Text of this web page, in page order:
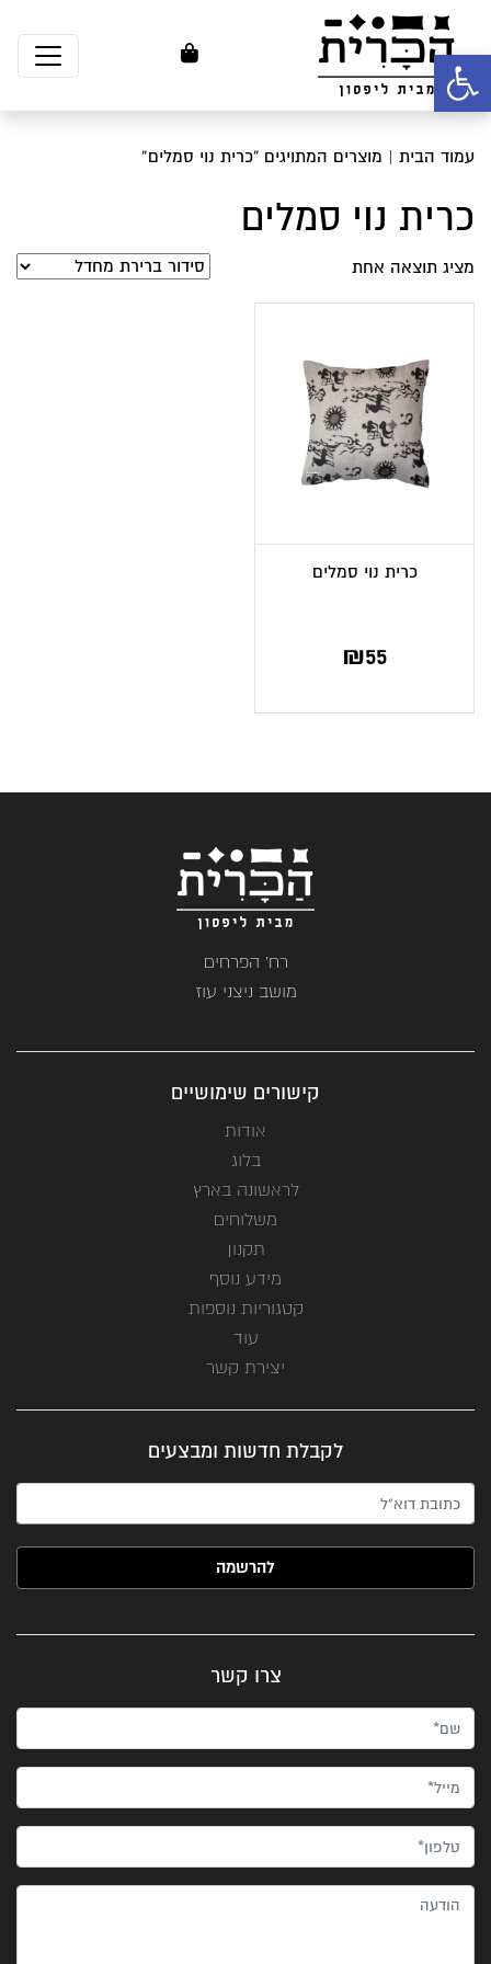
פתח סרגל נגישות
עמוד הבית | מוצרים המתויגים “כרית נוי סמלים”
כרית נוי סמלים
מציג תוצאה אחת
כרית נוי סמלים
₪55
רח' הפרחים
מושב ניצני עוז
קישורים שימושיים
אודות
בלוג
לראשונה בארץ
משלוחים
תקנון
מידע נוסף
קטגוריות נוספות
עוד
יצירת קשר
לקבלת חדשות ומבצעים
האימייל שלך (חובה)
צרו קשר